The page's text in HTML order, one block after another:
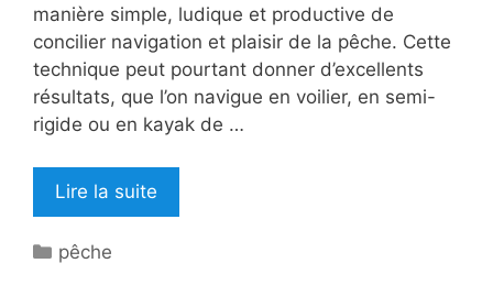
manière simple, ludique et productive de
concilier navigation et plaisir de la pêche. Cette
technique peut pourtant donner d’excellents
résultats, que l’on navigue en voilier, en semi-
rigide ou en kayak de …
Lire la suite
Catégories
pêche